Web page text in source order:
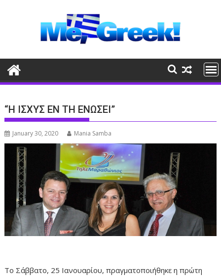
“Η ΙΣΧΥΣ ΕΝ ΤΗ ΕΝΩΣΕΙ”
January 30, 2020 Mania Samba
Το Σάββατο, 25 Ιανουαρίου, πραγματοποιήθηκε η πρώτη